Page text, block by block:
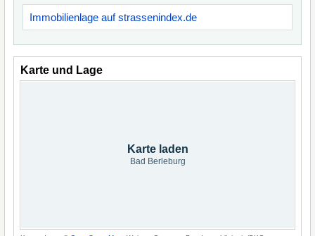
Immobilienlage auf strassenindex.de
Karte und Lage
Karte laden
Bad Berleburg